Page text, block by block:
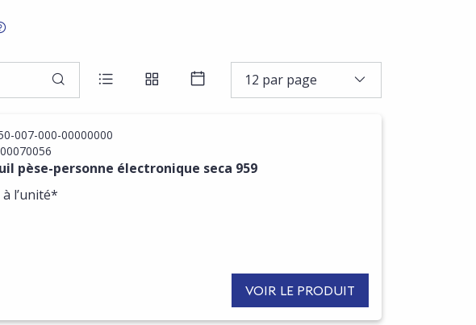
LANCER LA RECHERCHE
AFFICHER LES RÉSULTATS EN LISTE
AFFICHER LES RÉSULTATS EN BLOCS
AFFICHER LES RÉSULTATS SOUS
12 par page
007-000-00000000
pèse-personne électronique seca 959
l’unité*
VOIR LE PRODUIT